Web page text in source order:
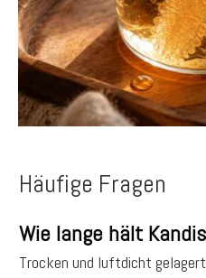
Häufige Fragen
Wie lange hält
Trocken und luftdicht